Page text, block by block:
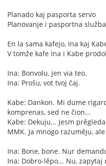
Planado kaj pasporta servo
Planovanje i pasportna služba
En la sama kafejo, Ina kaj
V tomže kafe Ina i Kabe
Ina: Bonvolu, jen via teo.
Ina: Prošu, vot tvoj čaj.
Kabe: Dankon. Mi dume
komprenas, sed ne ĉion...
Kabe: Dekuju... Jesm
MMK. Ja mnogo razuměju,
Ina: Bone, bone. Nur
Ina: Dobro-lěpo... Nu, zapytaj